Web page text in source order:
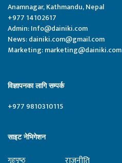
Anamnagar, Kathmandu, Nepal
+977 14102617
Admin:Info@dainiki.com
News:dainiki.com@gmail.com
Marketing:marketing@dainiki.com
विज्ञापनका लागि सम्पर्क
+977 9810310115
साइट नेभिगेशन
गृहपृष्‍ठ